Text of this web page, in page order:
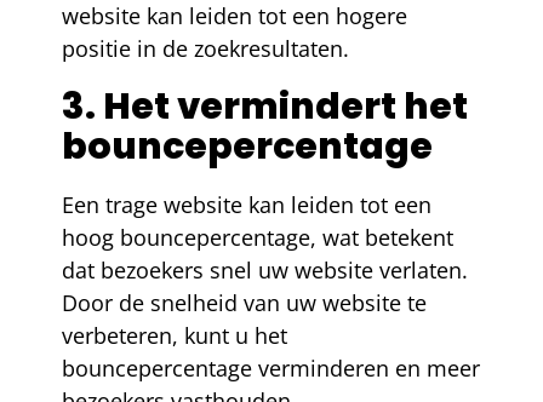
website kan leiden tot een hogere
positie in de zoekresultaten.
3. Het vermindert het
bouncepercentage
Een trage website kan leiden tot een
hoog bouncepercentage, wat betekent
dat bezoekers snel uw website verlaten.
Door de snelheid van uw website te
verbeteren, kunt u het
bouncepercentage verminderen en meer